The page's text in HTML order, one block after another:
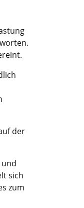
der
und
sich
zum